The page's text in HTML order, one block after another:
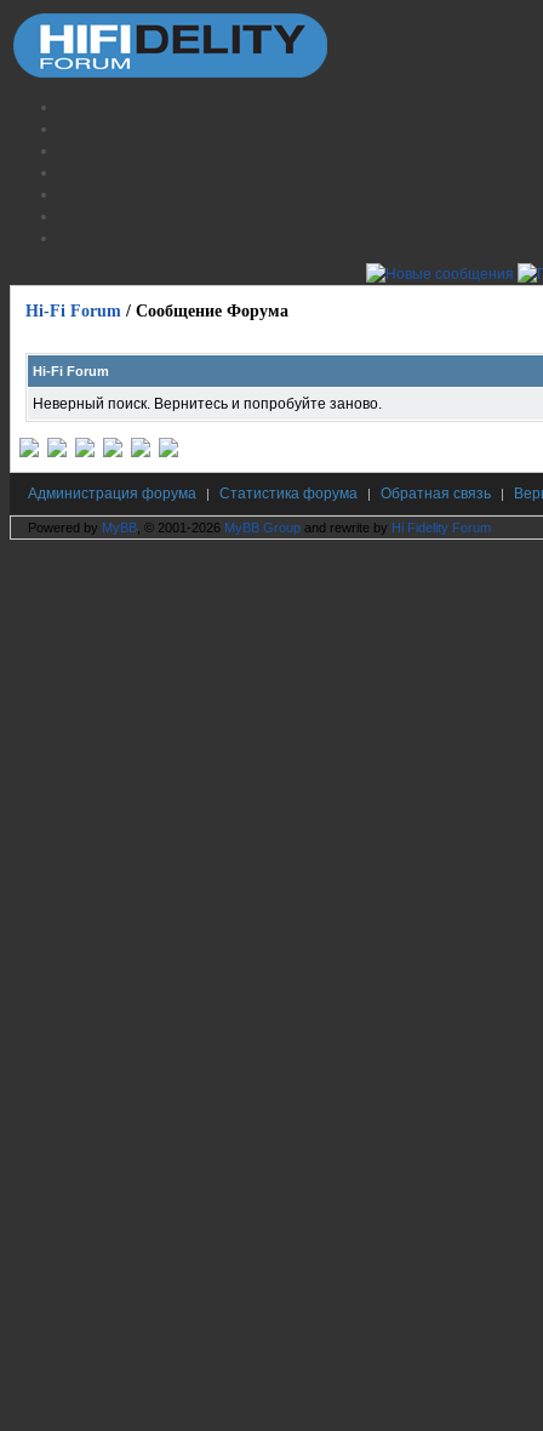
Hi-Fi Forum / Сообщение Форума
Hi-Fi Forum
Неверный поиск. Вернитесь и попробуйте заново.
Администрация форума | Статистика форума | Обратная связь |
Powered by MyBB , © 2001-2026 MyBB Group and rewrite by Hi Fidelity Forum